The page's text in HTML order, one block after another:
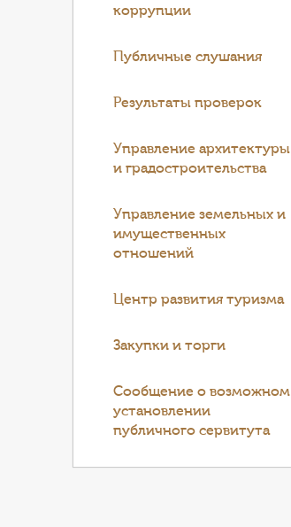
коррупции
Публичные слушания
Результаты проверок
Управление архитектуры
и градостроительства
Управление земельных и
имущественных
отношений
Центр развития туризма
Закупки и торги
Cообщение о возможном
установлении
публичного сервитута